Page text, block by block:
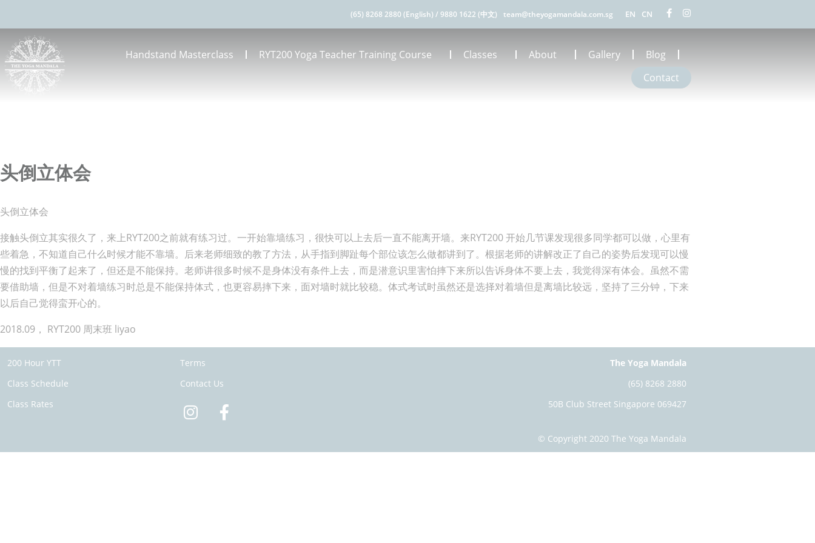
(65) 8268 2880 (English) / 9880 1622 (中文) team@theyogamandala.com.sg EN CN
Handstand Masterclass RYT200 Yoga Teacher Training Course Classes About Gallery
Blog
Contact
头倒立体会
头倒立体会
接触头倒立其实很久了，来上RYT200之前就有练习过。一开始靠墙练习，很快可以上去后一直不能离开墙。来RYT200 开始几节课发现很多同学都可以做，心里有
些着急，不知道自己什么时候才能不靠墙。后来老师细致的教了方法，从手指到脚趾每个部位该怎么做都讲到了。根据老师的讲解改正了自己的姿势后发现可以慢
慢的找到平衡了起来了，但还是不能保持。老师讲很多时候不是身体没有条件上去，而是潜意识里害怕摔下来所以告诉身体不要上去，我觉得深有体会。虽然不需
要借助墙，但是不对着墙练习时总是不能保持体式，也更容易摔下来，面对墙时就比较稳。体式考试时虽然还是选择对着墙但是离墙比较远，坚持了三分钟，下来
以后自己觉得蛮开心的。
2018.09， RYT200 周末班 liyao
200 Hour YTT
Class Schedule
Class Rates
Terms
Contact Us
The Yoga Mandala
(65) 8268 2880
50B Club Street Singapore 069427
© Copyright 2020 The Yoga Mandala